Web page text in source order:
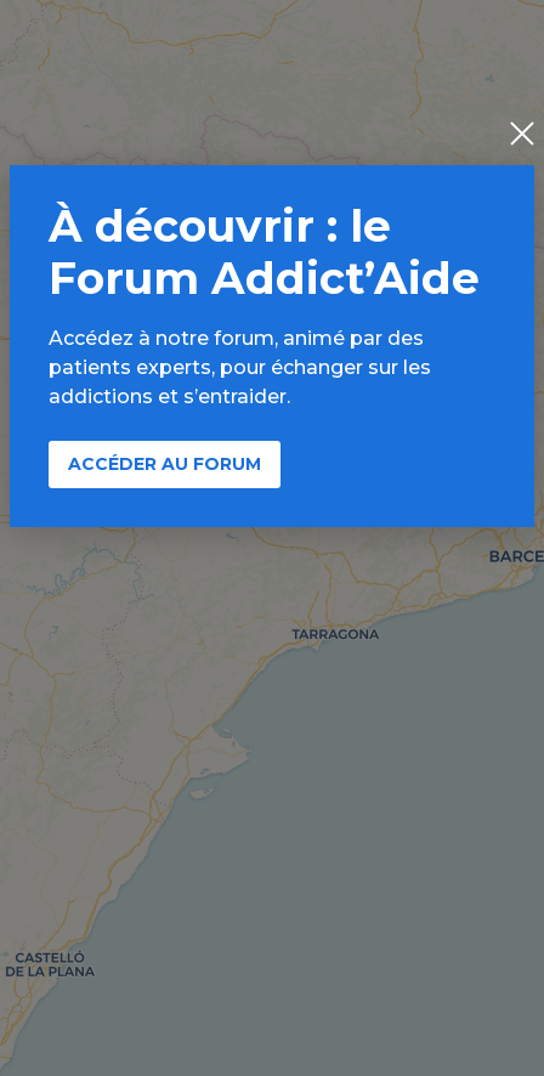
À découvrir : le
Forum Addict’Aide
Accédez à notre forum, animé par des
patients experts, pour échanger sur les
addictions et s’entraider.
ACCÉDER AU FORUM